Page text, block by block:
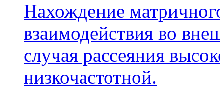
Нахождение
взаимодействия во
случая рассеяния
низкочастотной.